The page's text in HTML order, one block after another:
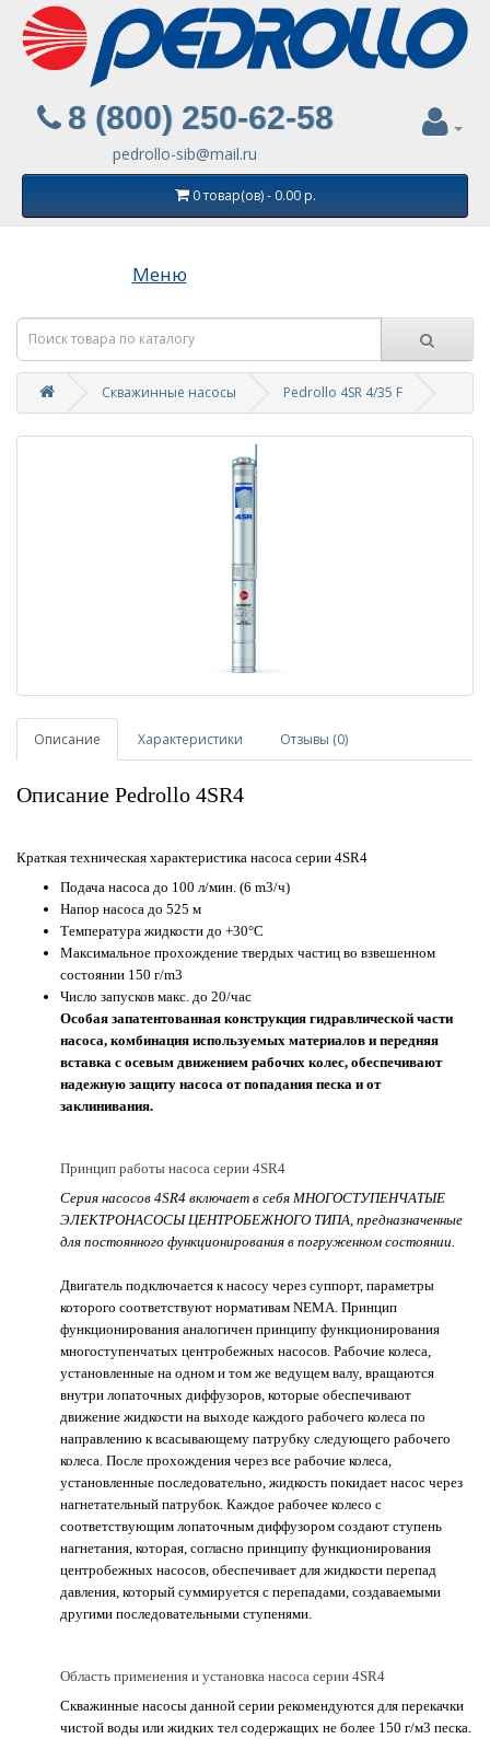
8 (800) 250-62-58
pedrollo-sib@mail.ru
0 товар(ов) - 0.00 р.
Меню
Скважинные насосы Pedrollo 4SR 4/35 F
Описание Характеристики Отзывы (0)
Описание Pedrollo 4SR4
Краткая техническая характеристика насоса серии 4SR4
Подача насоса до 100 л/мин. (6 m3/ч)
Напор насоса до 525 м
Температура жидкости до +30°C
Максимальное прохождение твердых частиц во взвешенном
состоянии 150 г/m3
Число запусков макс. до 20/час
Особая запатентованная конструкция гидравлической части
насоса, комбинация используемых материалов и передняя
вставка с осевым движением рабочих колес, обеспечивают
надежную защиту насоса от попадания песка и от
заклинивания.
Принцип работы насоса серии 4SR4
Серия насосов 4SR4 включает в себя МНОГОСТУПЕНЧАТЫЕ
ЭЛЕКТРОНАСОСЫ ЦЕНТРОБЕЖНОГО ТИПА, предназначенные
для постоянного функционирования в погруженном состоянии.
Двигатель подключается к насосу через суппорт, параметры
которого соответствуют нормативам NEMA. Принцип
функционирования аналогичен принципу функционирования
многоступенчатых центробежных насосов. Рабочие колеса,
установленные на одном и том же ведущем валу, вращаются
внутри лопаточных диффузоров, которые обеспечивают
движение жидкости на выходе каждого рабочего колеса по
направлению к всасывающему патрубку следующего рабочего
колеса. После прохождения через все рабочие колеса,
установленные последовательно, жидкость покидает насос через
нагнетательный патрубок. Каждое рабочее колесо с
соответствующим лопаточным диффузором создают ступень
нагнетания, которая, согласно принципу функционирования
центробежных насосов, обеспечивает для жидкости перепад
давления, который суммируется с перепадами, создаваемыми
другими последовательными ступенями.
Область применения и установка насоса серии 4SR4
Скважинные насосы данной серии рекомендуются для перекачки
чистой воды или жидких тел содержащих не более 150 г/м3 песка.